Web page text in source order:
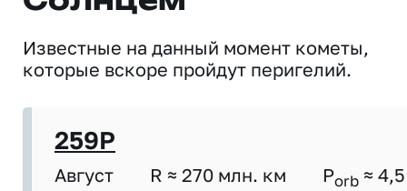
Известные на данный момент кометы,
которые вскоре пройдут перигелий.
259P
Август R ≈ 270 млн. км Porb ≈ 4,5